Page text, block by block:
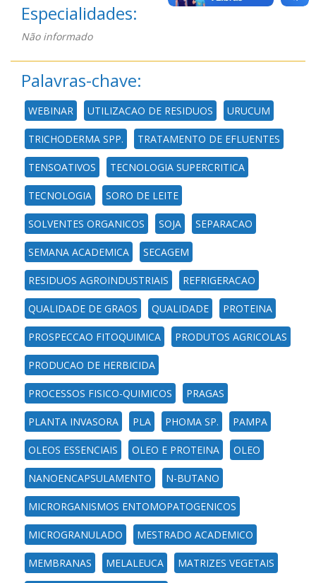
Especialidades:
Não informado
Palavras-chave:
WEBINAR UTILIZACAO DE RESIDUOS URUCUM
TRICHODERMA SPP. TRATAMENTO DE EFLUENTES
TENSOATIVOS TECNOLOGIA SUPERCRITICA
TECNOLOGIA SORO DE LEITE
SOLVENTES ORGANICOS SOJA SEPARACAO
SEMANA ACADEMICA SECAGEM
RESIDUOS AGROINDUSTRIAIS REFRIGERACAO
QUALIDADE DE GRAOS QUALIDADE PROTEINA
PROSPECCAO FITOQUIMICA PRODUTOS AGRICOLAS
PRODUCAO DE HERBICIDA
PROCESSOS FISICO-QUIMICOS PRAGAS
PLANTA INVASORA PLA PHOMA SP. PAMPA
OLEOS ESSENCIAIS OLEO E PROTEINA OLEO
NANOENCAPSULAMENTO N-BUTANO
MICRORGANISMOS ENTOMOPATOGENICOS
MICROGRANULADO MESTRADO ACADEMICO
MEMBRANAS MELALEUCA MATRIZES VEGETAIS